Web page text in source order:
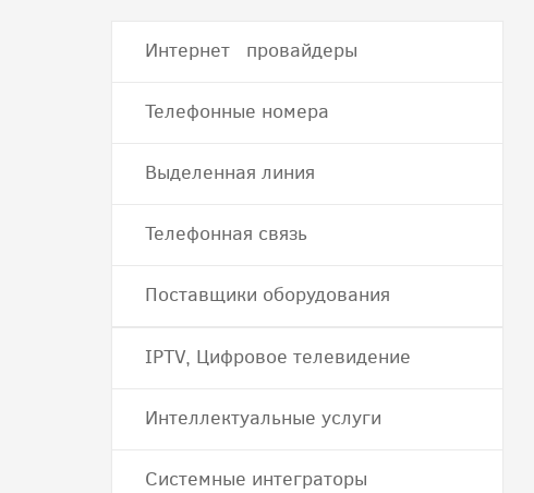
Интернет провайдеры
Телефонные номера
Выделенная линия
Телефонная связь
Поставщики оборудования
IPTV, Цифровое телевидение
Интеллектуальные услуги
Системные интеграторы